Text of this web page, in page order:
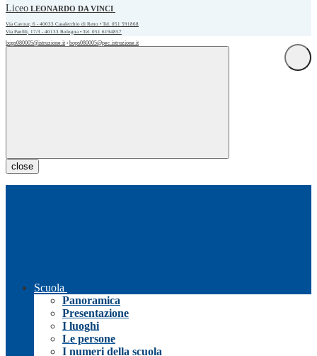
Liceo LEONARDO DA VINCI
Via Cavour, 6 - 40033 Casalecchio di Reno • Tel. 051 591868
Via Panfili, 17/3 - 40133 Bologna • Tel. 051 6194857
bops080005@istruzione.it • bops080005@pec.istruzione.it
close
Scuola
Panoramica
Presentazione
I luoghi
Le persone
I numeri della scuola